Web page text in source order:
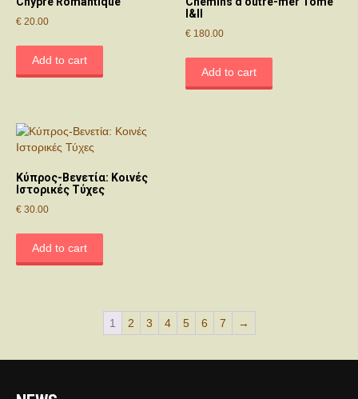
€ 20.00
Add to cart
I&II
€ 180.00
Add to cart
Κύπρος-Βενετία: Κοινές
Ιστορικές Τύχες
€ 30.00
Add to cart
1 2 3 4 5 6 7 →